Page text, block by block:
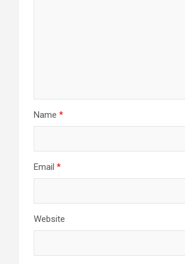
Name *
Email *
Website